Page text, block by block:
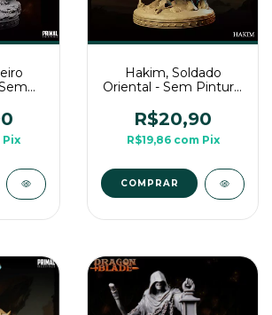
de
Pix
Hakim, Soldado
Oriental - Sem Pintura,
Para RPG de Mesa
R$20,90
R$19,86 com Pix
COMPRAR